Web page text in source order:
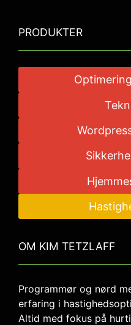
PRODUKTER
OM KIM TETZLAFF
Programmør og nørd
erfaring i
Altid med fokus på